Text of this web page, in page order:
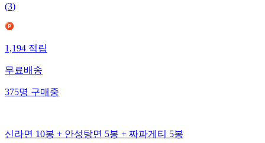
(3)
1,194적립
무료배송
375명구매중
신라면 10봉 + 안성탕면 5봉 + 짜파게티 5봉